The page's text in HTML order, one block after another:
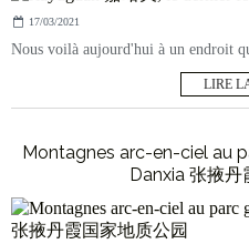
17/03/2021
Nous voilà aujourd'hui à un endroit
LIRE
Montagnes arc-en-ciel au
Danxia 张掖丹